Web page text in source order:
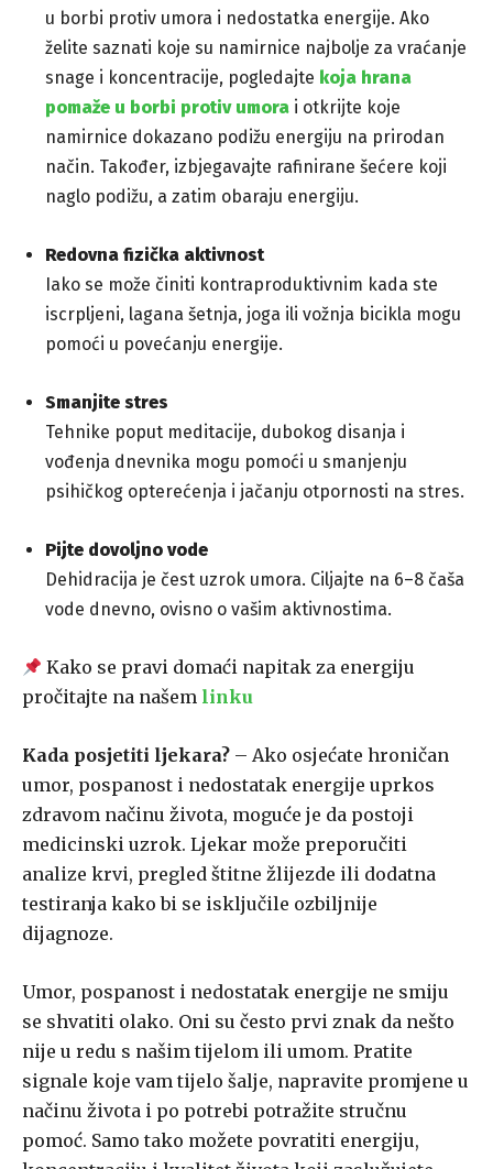
u borbi protiv umora i nedostatka energije. Ako
želite saznati koje su namirnice najbolje za vraćanje
snage i koncentracije, pogledajte koja hrana
pomaže u borbi protiv umora i otkrijte koje
namirnice dokazano podižu energiju na prirodan
način. Također, izbjegavajte rafinirane šećere koji
naglo podižu, a zatim obaraju energiju.
Redovna fizička aktivnost
Iako se može činiti kontraproduktivnim kada ste
iscrpljeni, lagana šetnja, joga ili vožnja bicikla mogu
pomoći u povećanju energije.
Smanjite stres
Tehnike poput meditacije, dubokog disanja i
vođenja dnevnika mogu pomoći u smanjenju
psihičkog opterećenja i jačanju otpornosti na stres.
Pijte dovoljno vode
Dehidracija je čest uzrok umora. Ciljajte na 6–8 čaša
vode dnevno, ovisno o vašim aktivnostima.
Kako se pravi domaći napitak za energiju
pročitajte na našem linku
Kada posjetiti ljekara? – Ako osjećate hroničan
umor, pospanost i nedostatak energije uprkos
zdravom načinu života, moguće je da postoji
medicinski uzrok. Ljekar može preporučiti
analize krvi, pregled štitne žlijezde ili dodatna
testiranja kako bi se isključile ozbiljnije
dijagnoze.
Umor, pospanost i nedostatak energije ne smiju
se shvatiti olako. Oni su često prvi znak da nešto
nije u redu s našim tijelom ili umom. Pratite
signale koje vam tijelo šalje, napravite promjene u
načinu života i po potrebi potražite stručnu
pomoć. Samo tako možete povratiti energiju,